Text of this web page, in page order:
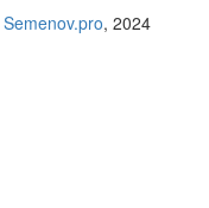
Semenov.pro, 2024